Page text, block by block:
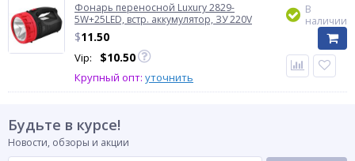
Фонарь переносной Luxury 2829-
5W+25LED, встр. аккумулятор, ЗУ 220V
$11.50
Vip: $10.50
Крупный опт: уточнить
В
наличии
Будьте в курсе!
Новости, обзоры и акции